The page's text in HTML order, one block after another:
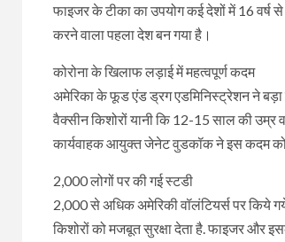
फाइजर के टीका का उपयोग कई देशों में 16
करने वाला पहला देश बन गया है।
कोरोना के खिलाफ लड़ाई में महत्वपूर्ण कदम
अमेरिका के फूड एंड ड्रग एडमिनिस्ट्रेशन ने
वैक्सीन किशोरों यानी कि 12-15 साल की
कार्यवाहक आयुक्त जेनेट वुडकॉक ने इस कदम को
2,000 लोगों पर की गई स्टडी
2,000 से अधिक अमेरिकी वॉलंटियर्स पर किये
किशोरों को मजबूत सुरक्षा देता है. फाइजर और